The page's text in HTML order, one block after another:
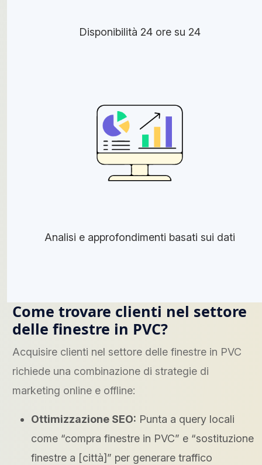
Disponibilità 24 ore su 24
Analisi e approfondimenti basati sui dati
Come trovare clienti nel settore
delle finestre in PVC?
Acquisire clienti nel settore delle finestre in PVC
richiede una combinazione di strategie di
marketing online e offline:
Ottimizzazione SEO: Punta a query locali
come “compra finestre in PVC” e “sostituzione
finestre a [città]” per generare traffico